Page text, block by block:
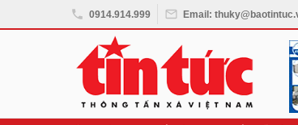
0914.914.999 Email: